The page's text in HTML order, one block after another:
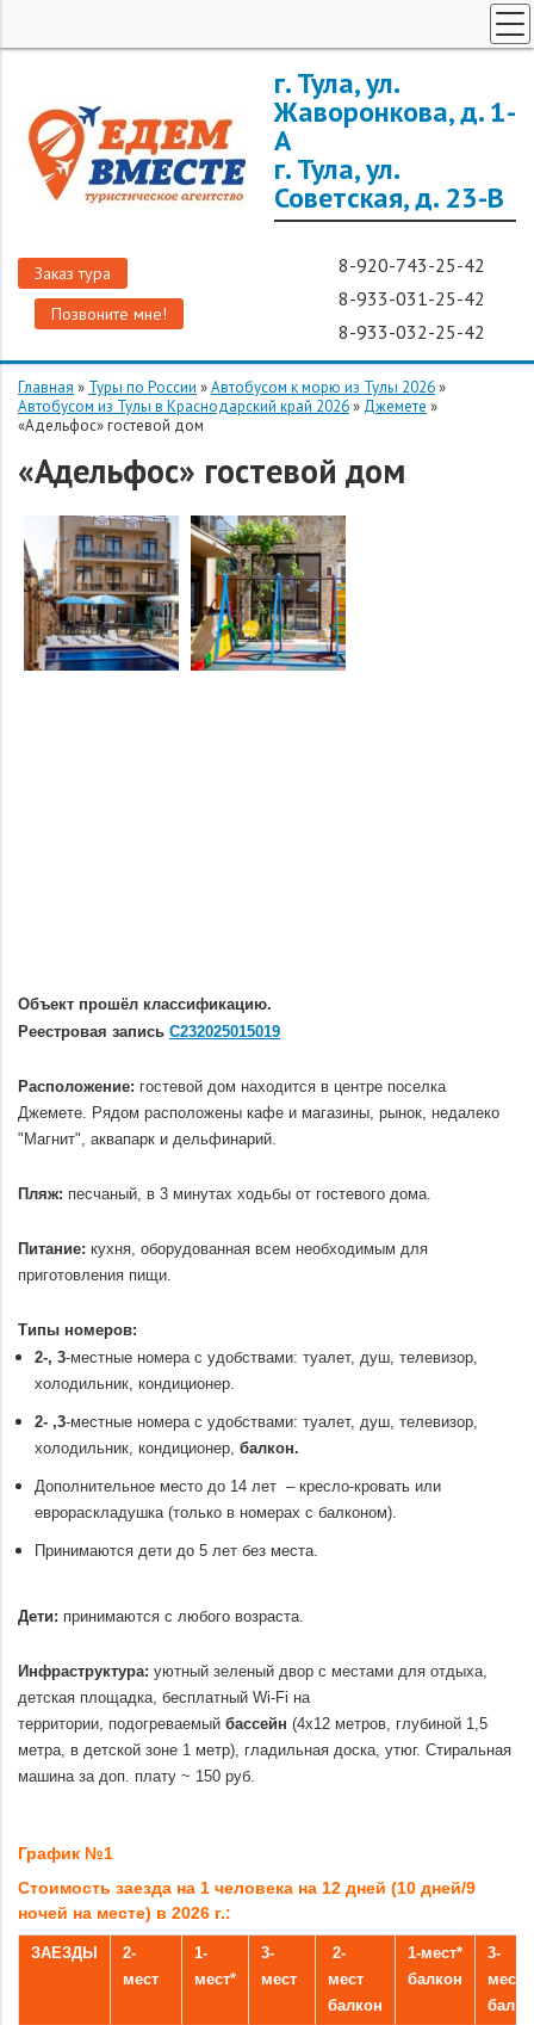
г. Тула, ул.
Жаворонкова, д. 1-
А
г. Тула, ул.
Советская, д. 23-В
Заказ тура
Позвоните мне!
8-920-743-25-42
8-933-031-25-42
8-933-032-25-42
ЗАРУБЕЖНЫЕ ТУРЫ
ТУРЫ ДЛЯ ГРУПП
ГОРЯЩИЕ ТУРЫ
Главная » Туры по России »Автобусом к морю из Тулы 2026»
Автобусом из Тулы в Краснодарский край 2026» Джемете »
«Адельфос» гостевой дом
«Адельфос» гостевой дом
Объект прошёл классификацию.
Реестровая запись С232025015019
Расположение: гостевой дом находится в центре поселка
Джемете. Рядом расположены кафе и магазины, рынок, недалеко
"Магнит", аквапарк и дельфинарий.
Пляж: песчаный, в 3 минутах ходьбы от гостевого дома.
Питание: кухня, оборудованная всем необходимым для
приготовления пищи.
Типы номеров:
2-, 3-местные номера с удобствами: туалет, душ, телевизор,
холодильник, кондиционер.
2- ,3-местные номера с удобствами: туалет, душ, телевизор,
холодильник, кондиционер, балкон.
Дополнительное место до 14 лет – кресло-кровать или
еврораскладушка (только в номерах с балконом).
Принимаются дети до 5 лет без места.
Дети: принимаются с любого возраста.
Инфраструктура: уютный зеленый двор с местами для отдыха,
детская площадка, бесплатный Wi-Fi на
территории, подогреваемый бассейн (4х12 метров, глубиной 1,5
метра, в детской зоне 1 метр), гладильная доска, утюг. Стиральная
машина за доп. плату ~ 150 руб.
График №1
Стоимость заезда на 1 человека на 12 дней (10 дней/9
ночей на месте) в 2026 г.:
ЗАЕЗДЫ
2-
мест
1-
мест*
3-
мест
2-
мест
балкон
1-мест*
балкон
3-
мест